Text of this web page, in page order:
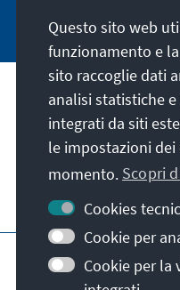
La nostra missione
Contatto
Altre offerte della
Colophon
Questo sito web
funzionamento e
sito raccoglie dati
analisi statistiche
integrati da siti
le impostazioni
momento. Scopri
Cookies
Cookie per
Cookie per la